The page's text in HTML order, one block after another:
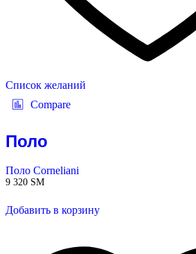
Список желаний
Compare
Поло
Поло Corneliani
9 320 ЅМ
Добавить в корзину